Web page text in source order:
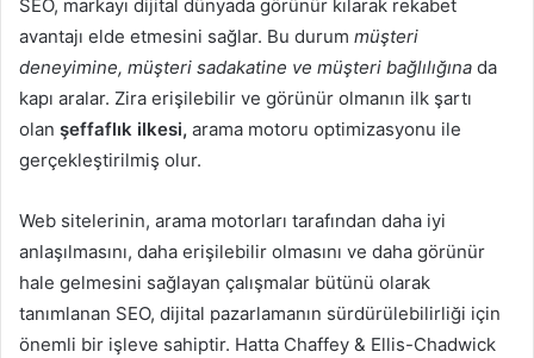
SEO, markayı dijital dünyada görünür kılarak rekabet
avantajı elde etmesini sağlar. Bu durum müşteri
deneyimine, müşteri sadakatine ve müşteri bağlılığına da
kapı aralar. Zira erişilebilir ve görünür olmanın ilk şartı
olan şeffaflık ilkesi, arama motoru optimizasyonu ile
gerçekleştirilmiş olur.
Web sitelerinin, arama motorları tarafından daha iyi
anlaşılmasını, daha erişilebilir olmasını ve daha görünür
hale gelmesini sağlayan çalışmalar bütünü olarak
tanımlanan SEO, dijital pazarlamanın sürdürülebilirliği için
önemli bir işleve sahiptir. Hatta Chaffey & Ellis-Chadwick